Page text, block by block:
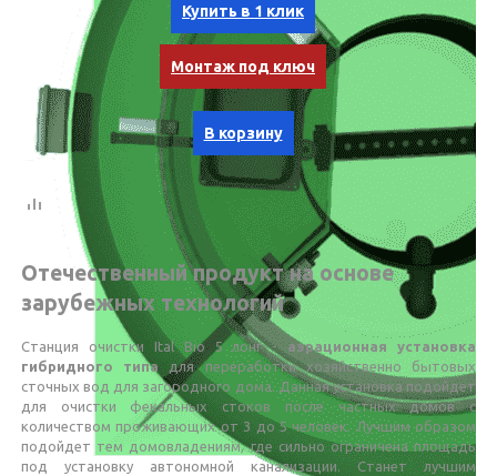
Купить в 1 клик
Монтаж под ключ
В корзину
Отечественный продукт на основе
зарубежных технологий
Станция очистки Ital Bio 5 лонг -аэрационная установка
гибридного типа для переработки хозяйственно бытовых
сточных вод для загородного дома. Данная установка подойдет
для очистки фекальных стоков после частных домов с
количеством проживающих от 3 до 5 человек. Лучшим образом
подойдет тем домовладениям, где сильно ограничена площадь
под установку автономной канализации. Станет лучшим